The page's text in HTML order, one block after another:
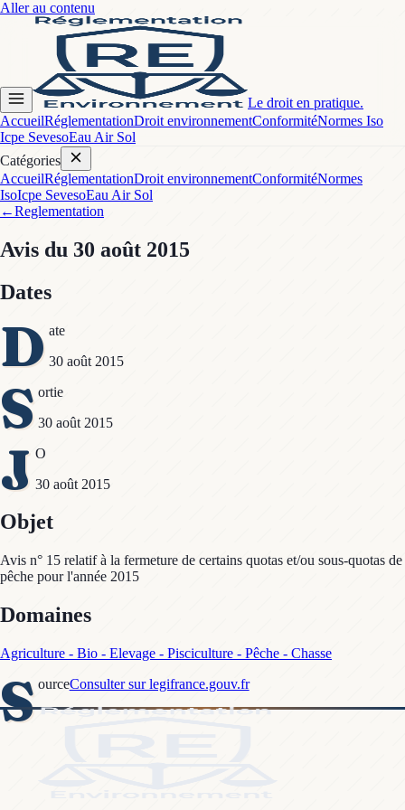
Aller au contenu
Le droit en pratique.
AccueilRéglementationDroit environnementConformitéNormes Iso
Icpe SevesoEau Air Sol
Catégories
AccueilRéglementationDroit environnementConformitéNormes
IsoIcpe SevesoEau Air Sol
←Reglementation
Avis du 30 août 2015
Dates
D ate
30 août 2015
S ortie
30 août 2015
J O
30 août 2015
Objet
Avis n° 15 relatif à la fermeture de certains quotas et/ou sous-quotas de
pêche pour l'année 2015
Domaines
Agriculture - Bio - Elevage - Pisciculture - Pêche - Chasse
S ourceConsulter sur legifrance.gouv.fr